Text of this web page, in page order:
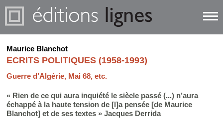
Maurice Blanchot
ECRITS POLITIQUES (1958-1993)
Guerre d’Algérie, Mai 68, etc.
« Rien de ce qui aura inquiété le siècle passé (...) n’aura
échappé à la haute tension de [l]a pensée [de Maurice
Blanchot] et de ses textes » Jacques Derrida